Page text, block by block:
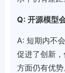
Q: 开源模型
A: 短期内不
促进了创新
方面仍有优